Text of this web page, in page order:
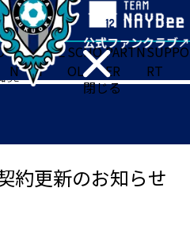
閉じる
FA
N
ACADE
MY
SCHO
OL
PARTN
ER
SUPPO
RT
らせ
約更新のお知らせ